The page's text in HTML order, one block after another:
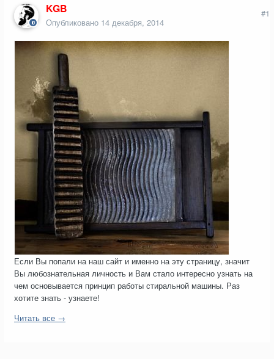
KGB
Опубликовано 14 декабря, 2014
#1
Если Вы попали на наш сайт и именно на эту страницу, значит
Вы любознательная личность и Вам стало интересно узнать на
чем основывается принцип работы стиральной машины. Раз
хотите знать - узнаете!
Читать все →